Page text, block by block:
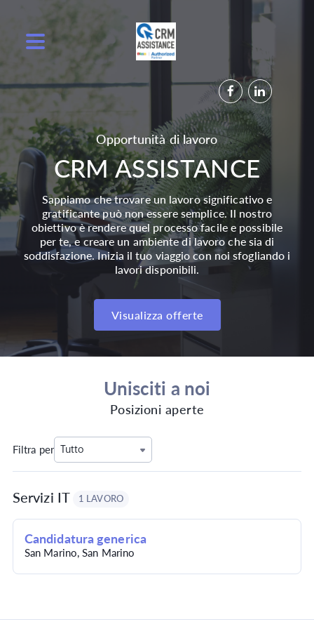
Opportunità di lavoro
CRM ASSISTANCE
Sappiamo che trovare un lavoro significativo e
gratificante può non essere semplice. Il nostro
obiettivo è rendere quel processo facile e possibile
per te, e creare un ambiente di lavoro che sia di
soddisfazione. Inizia il tuo viaggio con noi sfogliando i
lavori disponibili.
Visualizza offerte
Unisciti a noi
Posizioni aperte
Filtra per Tutto
Servizi IT 1 LAVORO
Candidatura generica
San Marino, San Marino